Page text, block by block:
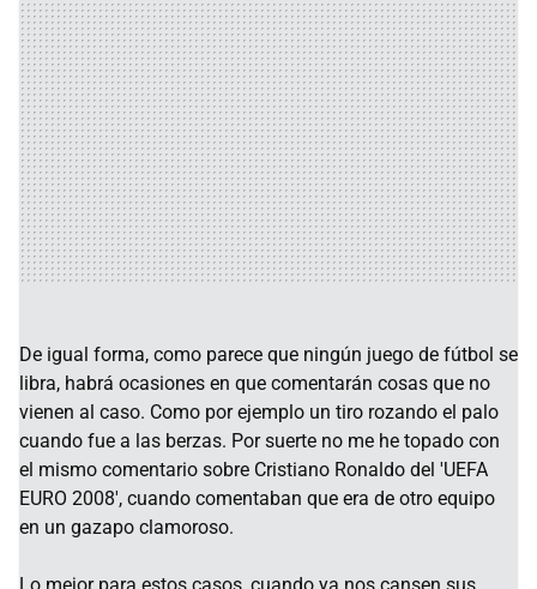
De igual forma, como parece que ningún juego de fútbol se
libra, habrá ocasiones en que comentarán cosas que no
vienen al caso. Como por ejemplo un tiro rozando el palo
cuando fue a las berzas. Por suerte no me he topado con
el mismo comentario sobre Cristiano Ronaldo del 'UEFA
EURO 2008', cuando comentaban que era de otro equipo
en un gazapo clamoroso.